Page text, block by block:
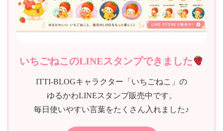
いちごねこのLINEスタンプできました
ITTI-BLOGキャラクター「いちごねこ」の
ゆるかわLINEスタンプ販売中です。
毎日使いやすい言葉をたくさん入れました♪